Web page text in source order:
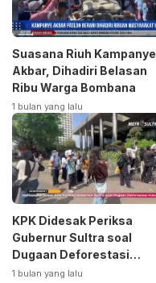
Suasana Riuh Kampanye
Akbar, Dihadiri Belasan
Ribu Warga Bombana
1 bulan yang lalu
KPK Didesak Periksa
Gubernur Sultra soal
Dugaan Deforestasi
Kabaen
1 bulan yang lalu